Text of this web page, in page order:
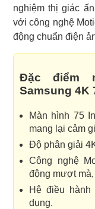
nghiệm thị giác
với công nghệ
động chuẩn điện
Đặc điểm
Samsung 4K
Màn hình 75
mang lại cảm
Độ phân giải
Công nghệ
động mượt
Hệ điều
dụng.